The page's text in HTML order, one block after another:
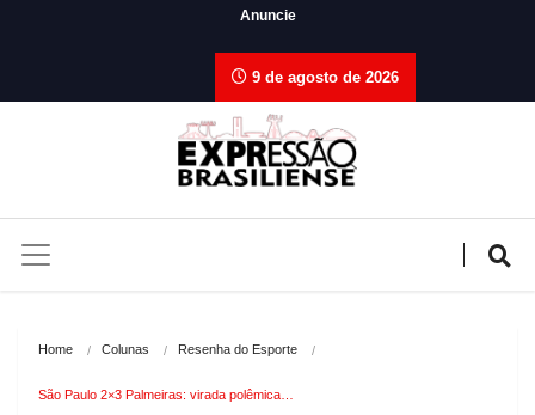
Anuncie
9 de agosto de 2026
Home Colunas Resenha do Esporte
São Paulo 2×3 Palmeiras: virada polêmica…